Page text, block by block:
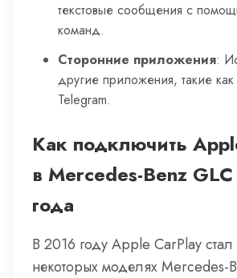
текстовые сообщения с
команд.
Сторонние приложения:
другие приложения, такие
Telegram.
Как подключить
в Mercedes-Benz
года
В 2016 году Apple CarPlay
некоторых моделях Mercedes-